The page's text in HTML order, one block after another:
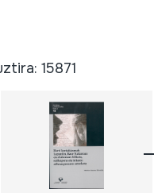
15871